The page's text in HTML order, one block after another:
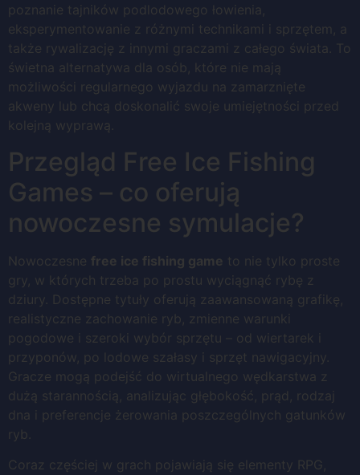
poznanie tajników podlodowego łowienia,
eksperymentowanie z różnymi technikami i sprzętem, a
także rywalizację z innymi graczami z całego świata. To
świetna alternatywa dla osób, które nie mają
możliwości regularnego wyjazdu na zamarznięte
akweny lub chcą doskonalić swoje umiejętności przed
kolejną wyprawą.
Przegląd Free Ice Fishing
Games – co oferują
nowoczesne symulacje?
Nowoczesne free ice fishing game to nie tylko proste
gry, w których trzeba po prostu wyciągnąć rybę z
dziury. Dostępne tytuły oferują zaawansowaną grafikę,
realistyczne zachowanie ryb, zmienne warunki
pogodowe i szeroki wybór sprzętu – od wiertarek i
przyponów, po lodowe szałasy i sprzęt nawigacyjny.
Gracze mogą podejść do wirtualnego wędkarstwa z
dużą starannością, analizując głębokość, prąd, rodzaj
dna i preferencje żerowania poszczególnych gatunków
ryb.
Coraz częściej w grach pojawiają się elementy RPG,